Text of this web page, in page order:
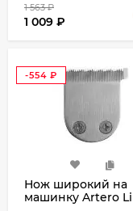
1 563₽
1 009 ₽
-554 ₽
Нож широкий на
машинку Artero